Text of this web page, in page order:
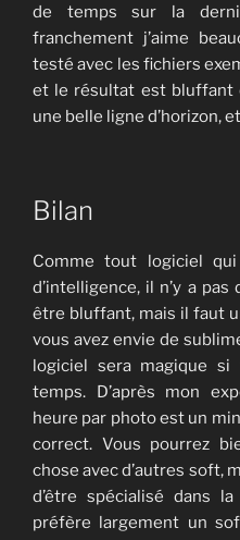
de temps sur la
franchement j’aime
testé avec les fichiers
et le résultat est bluffant
une belle ligne d’horizon,
Bilan
Comme tout logiciel
d’intelligence, il n’y a
être bluffant, mais il faut
vous avez envie de
logiciel sera magique
temps. D’après mon
heure par photo est un
correct. Vous pourrez
chose avec d’autres soft,
d’être spécialisé dans
préfère largement un